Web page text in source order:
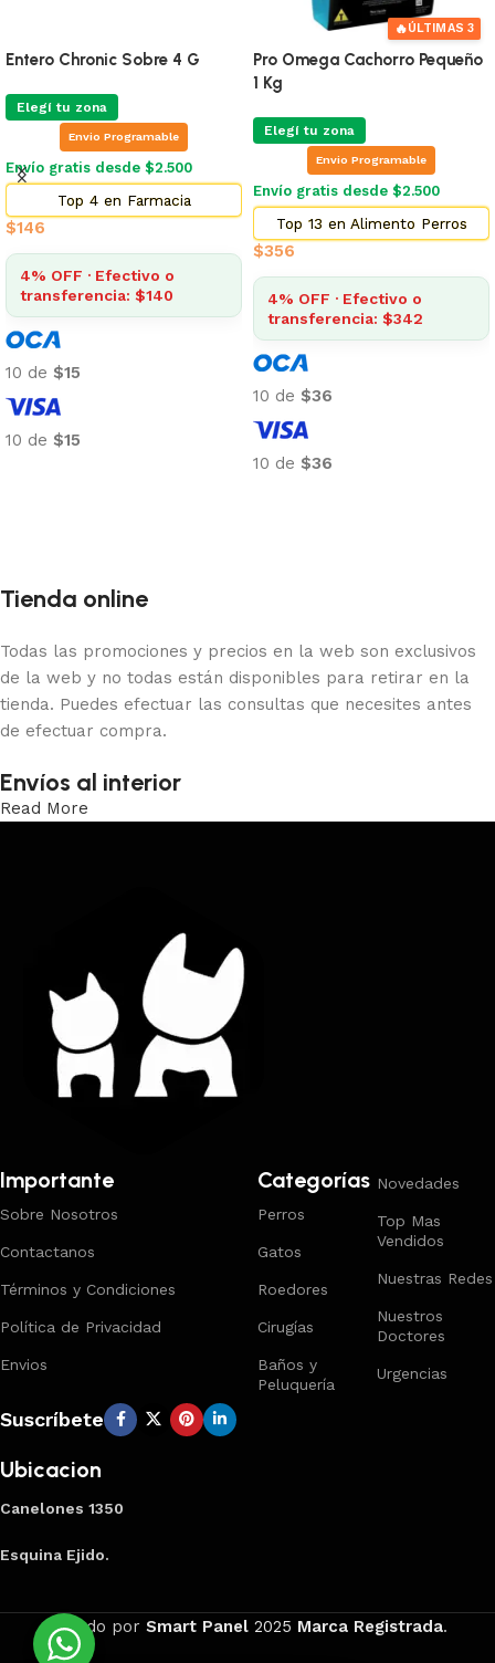
Entero Chronic Sobre 4 G
Elegí tu zona
Envio Programable
Envío gratis desde $2.500
Top 4 en Farmacia
$146
4% OFF · Efectivo o
transferencia: $140
10 de $15
10 de $15
🔥ÚLTIMAS 3
Pro Omega Cachorro Pequeño
1 Kg
Elegí tu zona
Envio Programable
Envío gratis desde $2.500
Top 13 en Alimento Perros
$356
4% OFF · Efectivo o
transferencia: $342
10 de $36
10 de $36
Tienda online
Todas las promociones y precios en la web son exclusivos
de la web y no todas están disponibles para retirar en la
tienda. Puedes efectuar las consultas que necesites antes
de efectuar compra.
Envíos al interior
Read More
Importante
Sobre Nosotros
Contactanos
Términos y Condiciones
Política de Privacidad
Envios
Categorías
Perros
Gatos
Roedores
Cirugías
Baños y
Peluquería
Novedades
Top Mas
Vendidos
Nuestras Redes
Nuestros
Doctores
Urgencias
Suscríbete
Ubicacion
Canelones 1350
Esquina Ejido.
Creado por Smart Panel 2025 Marca Registrada.